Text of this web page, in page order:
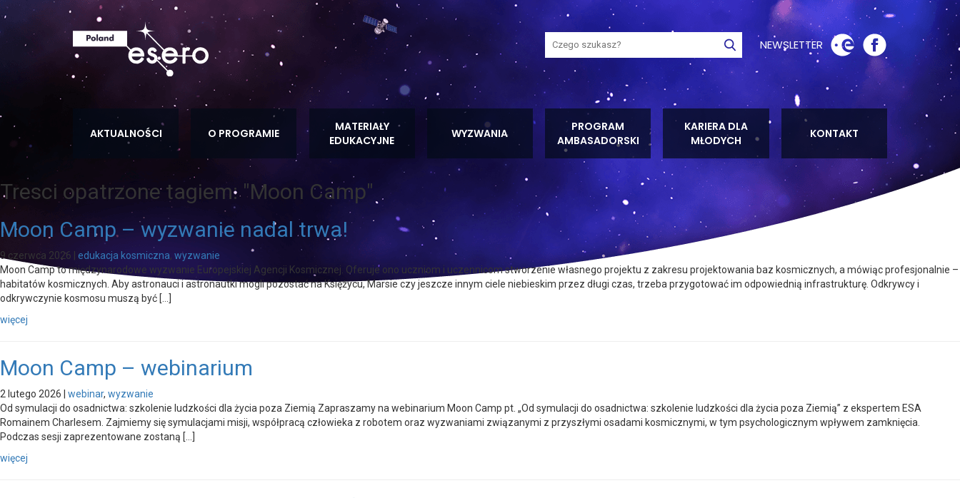
NEWSLETTER
AKTUALNOŚCI O PROGRAMIE
MATERIAŁY
EDUKACYJNE
WYZWANIA
PROGRAM
AMBASADORSKI
KARIERA DLA
MŁODYCH
KONTAKT
Wyszukaj na stronie Szukaj
Tresci opatrzone tagiem:"Moon Camp"
Moon Camp – wyzwanie nadal trwa!
9 czerwca 2026 | edukacja kosmiczna, wyzwanie
Moon Camp to międzynarodowe wyzwanie Europejskiej Agencji Kosmicznej. Oferuje ono uczniom i uczennicom stworzenie własnego projektu z zakresu projektowania baz kosmicznych, a mówiąc profesjonalnie –
habitatów kosmicznych. Aby astronauci i astronautki mogli pozostać na Księżycu, Marsie czy jeszcze innym ciele niebieskim przez długi czas, trzeba przygotować im odpowiednią infrastrukturę. Odkrywcy i
odkrywczynie kosmosu muszą być […]
więcej
Moon Camp – webinarium
2 lutego 2026 | webinar, wyzwanie
Od symulacji do osadnictwa: szkolenie ludzkości dla życia poza Ziemią Zapraszamy na webinarium Moon Camp pt. „Od symulacji do osadnictwa: szkolenie ludzkości dla życia poza Ziemią” z ekspertem ESA
Romainem Charlesem. Zajmiemy się symulacjami misji, współpracą człowieka z robotem oraz wyzwaniami związanymi z przyszłymi osadami kosmicznymi, w tym psychologicznym wpływem zamknięcia.
Podczas sesji zaprezentowane zostaną […]
więcej